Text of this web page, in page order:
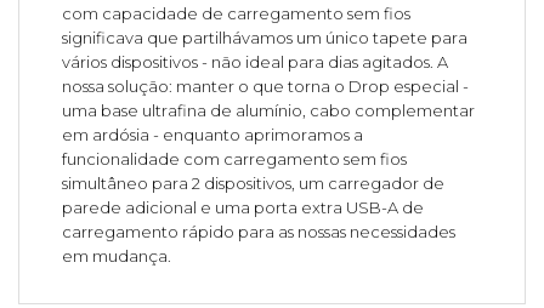
com capacidade de carregamento sem fios
significava que partilhávamos um único tapete para
vários dispositivos - não ideal para dias agitados. A
nossa solução: manter o que torna o Drop especial -
uma base ultrafina de alumínio, cabo complementar
em ardósia - enquanto aprimoramos a
funcionalidade com carregamento sem fios
simultâneo para 2 dispositivos, um carregador de
parede adicional e uma porta extra USB-A de
carregamento rápido para as nossas necessidades
em mudança.